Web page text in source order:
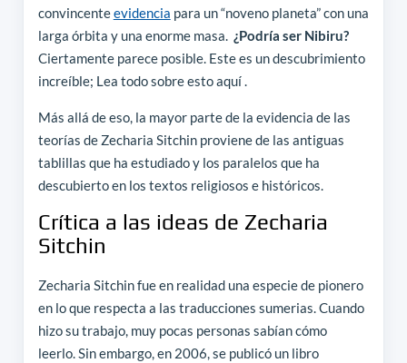
convincenteevidencia para un “noveno planeta” con una
larga órbita y una enorme masa. ¿Podría ser Nibiru?
Ciertamente parece posible. Este es un descubrimiento
increíble; Lea todo sobre esto aquí .
Más allá de eso, la mayor parte de la evidencia de las
teorías de Zecharia Sitchin proviene de las antiguas
tablillas que ha estudiado y los paralelos que ha
descubierto en los textos religiosos e históricos.
Crítica a las ideas de Zecharia
Sitchin
Zecharia Sitchin fue en realidad una especie de pionero
en lo que respecta a las traducciones sumerias. Cuando
hizo su trabajo, muy pocas personas sabían cómo
leerlo. Sin embargo, en 2006, se publicó un libro